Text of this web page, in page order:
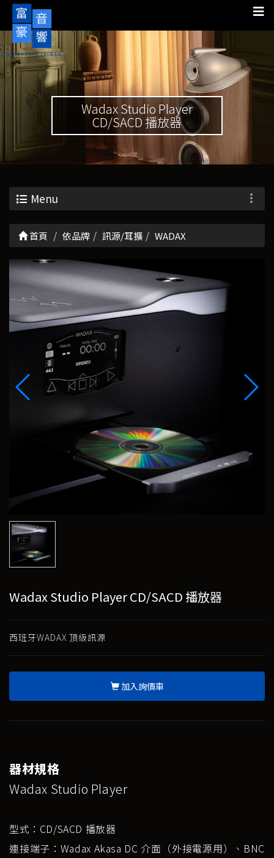
Wadax Studio Player
CD/SACD 播放器
Menu
首頁 依品牌 訊源/耳擴 WADAX
Wadax Studio Player CD/SACD 播放器
西班牙WADAX 頂級訊源
加入詢價車
器材規格
Wadax Studio Player
型式：CD/SACD 播放器
連接端子：Wadax Akasa DC 介面（外接電源用）、BNC